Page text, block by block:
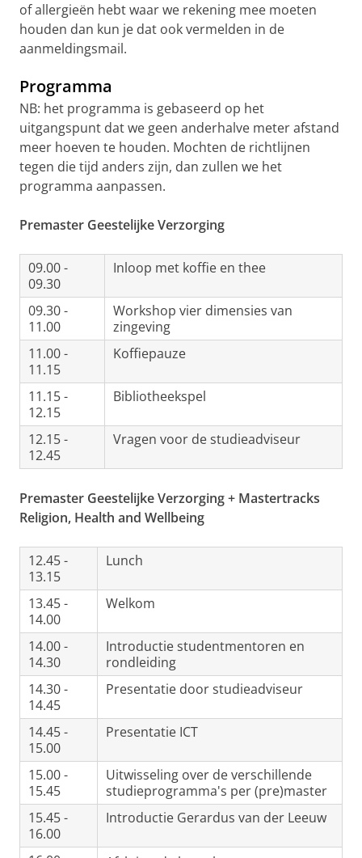
of allergieën hebt waar we rekening mee moeten
houden dan kun je dat ook vermelden in de
aanmeldingsmail.
Programma
NB: het programma is gebaseerd op het
uitgangspunt dat we geen anderhalve meter afstand
meer hoeven te houden. Mochten de richtlijnen
tegen die tijd anders zijn, dan zullen we het
programma aanpassen.
Premaster Geestelijke Verzorging
09.00 -
09.30
Inloop met koffie en thee
09.30 -
11.00
Workshop vier dimensies van
zingeving
11.00 -
11.15
Koffiepauze
11.15 -
12.15
Bibliotheekspel
12.15 -
12.45
Vragen voor de studieadviseur
Premaster Geestelijke Verzorging + Mastertracks
Religion, Health and Wellbeing
12.45 -
13.15
Lunch
13.45 -
14.00
Welkom
14.00 -
14.30
Introductie studentmentoren en
rondleiding
14.30 -
14.45
Presentatie door studieadviseur
14.45 -
15.00
Presentatie ICT
15.00 -
15.45
Uitwisseling over de verschillende
studieprogramma's per (pre)master
15.45 -
16.00
Introductie Gerardus van der Leeuw